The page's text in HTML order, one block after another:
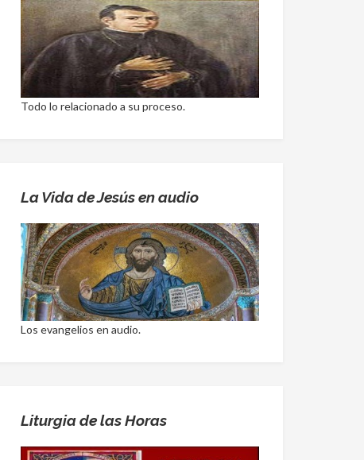
Todo lo relacionado a su proceso.
La Vida de Jesús en audio
Los evangelios en audio.
Liturgia de las Horas